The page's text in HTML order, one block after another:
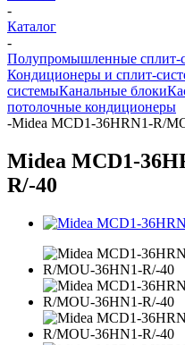
-
Каталог
-
Полупромышленные сплит-
Кондиционеры и сплит-
системыКанальные блоки
потолочные кондиционеры
-Midea MCD1-36HRN1-R/
Midea MCD1-
R/-40